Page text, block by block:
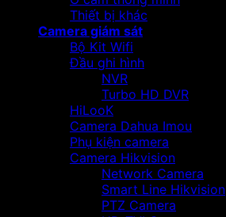
Thiết bị khác
Camera giám sát
Bộ Kit Wifi
Đầu ghi hình
NVR
Turbo HD DVR
HiLooK
Camera Dahua Imou
Phụ kiện camera
Camera Hikvision
Network Camera
Smart Line Hikvision
PTZ Camera